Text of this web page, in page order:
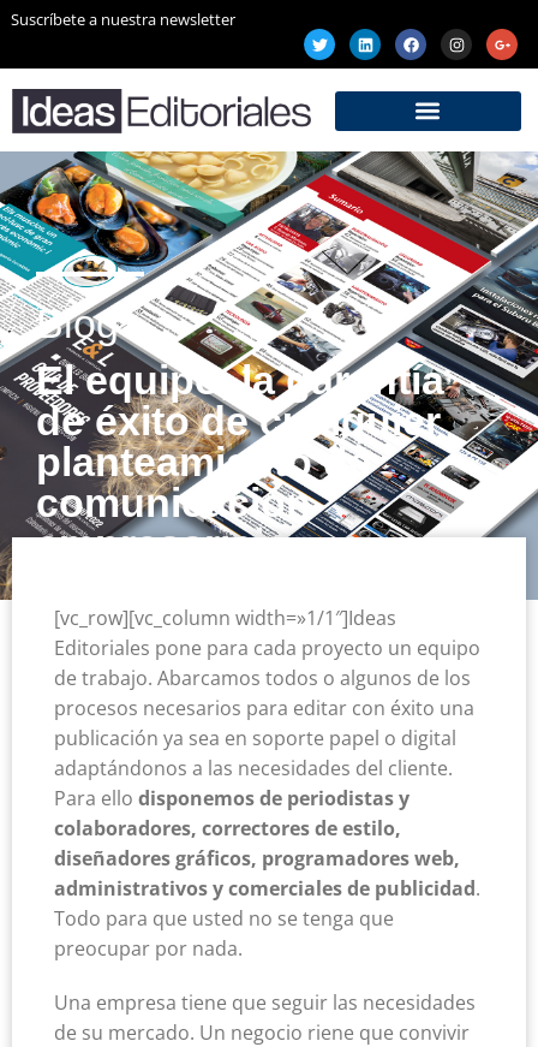
Suscríbete a nuestra newsletter
Blog
El equipo, la garantía
de éxito de cualquier
planteamiento de
comunicación
empresarial
[vc_row][vc_column width=»1/1″]Ideas
Editoriales pone para cada proyecto un equipo
de trabajo. Abarcamos todos o algunos de los
procesos necesarios para editar con éxito una
publicación ya sea en soporte papel o digital
adaptándonos a las necesidades del cliente.
Para ello disponemos de periodistas y
colaboradores, correctores de estilo,
diseñadores gráficos, programadores web,
administrativos y comerciales de publicidad.
Todo para que usted no se tenga que
preocupar por nada.
Una empresa tiene que seguir las necesidades
de su mercado. Un negocio riene que convivir